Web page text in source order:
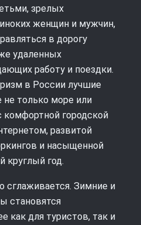
зрелых
женщин и мужчин,
в дорогу
удаленных
работу и поездки.
в России лучшие
не только море или
комфортной городской
развитой
и насыщенной
круглый год.
сглаживается. Зимние и
становятся
как для туристов, так и